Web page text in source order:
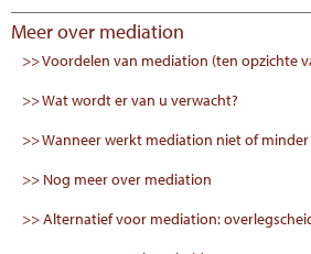
Meer over mediation
>> Voordelen van mediation (ten opzichte
>> Wat wordt er van u verwacht?
>> Wanneer werkt mediation niet of minder
>> Nog meer over mediation
>> Alternatief voor mediation: